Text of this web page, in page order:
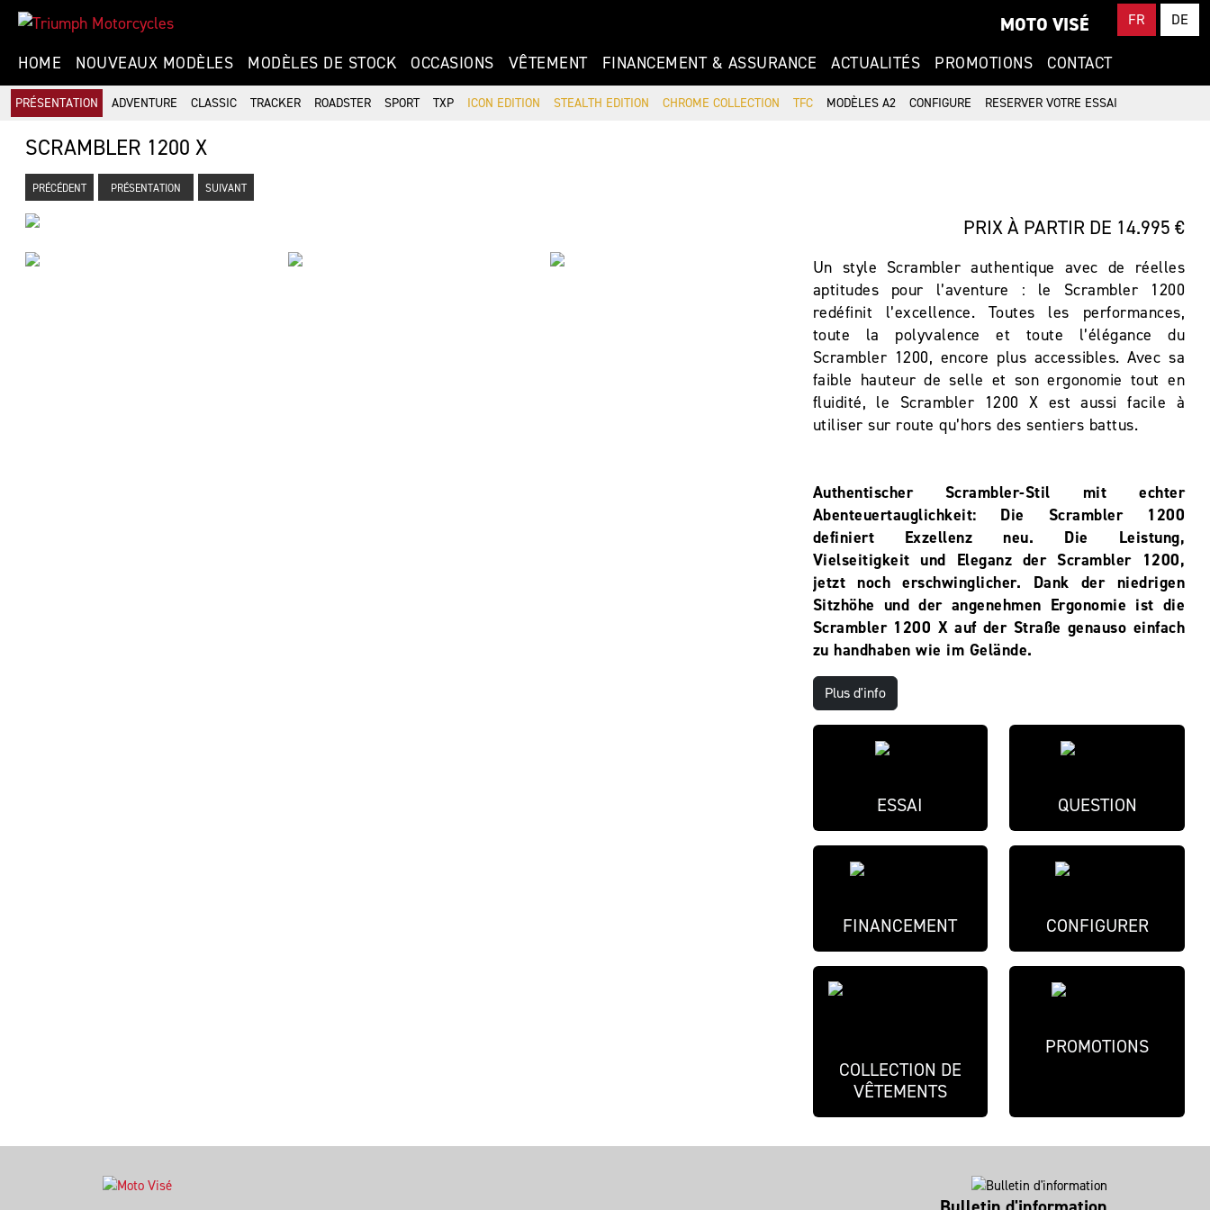
MOTO VISÉ FR DE
HOME NOUVEAUX MODÈLES MODÈLES DE STOCK OCCASIONS VÊTEMENT FINANCEMENT & ASSURANCE ACTUALITÉS PROMOTIONS CONTACT
PRÉSENTATION ADVENTURE CLASSIC TRACKER ROADSTER SPORT TXP ICON EDITION STEALTH EDITION CHROME COLLECTION TFC MODÈLES A2 CONFIGURE RESERVER VOTRE ESSAI
SCRAMBLER 1200 X
PRÉCÉDENT PRÉSENTATION SUIVANT
PRIX À PARTIR DE 14.995 €
Un style Scrambler authentique avec de réelles
aptitudes pour l’aventure : le Scrambler 1200
redéfinit l’excellence. Toutes les performances,
toute la polyvalence et toute l’élégance du
Scrambler 1200, encore plus accessibles. Avec sa
faible hauteur de selle et son ergonomie tout en
fluidité, le Scrambler 1200 X est aussi facile à
utiliser sur route qu’hors des sentiers battus.
Authentischer Scrambler-Stil mit echter
Abenteuertauglichkeit: Die Scrambler 1200
definiert Exzellenz neu. Die Leistung,
Vielseitigkeit und Eleganz der Scrambler 1200,
jetzt noch erschwinglicher. Dank der niedrigen
Sitzhöhe und der angenehmen Ergonomie ist die
Scrambler 1200 X auf der Straße genauso einfach
zu handhaben wie im Gelände.
Plus d'info
ESSAI QUESTION
FINANCEMENT CONFIGURER
COLLECTION DE
VÊTEMENTS
PROMOTIONS